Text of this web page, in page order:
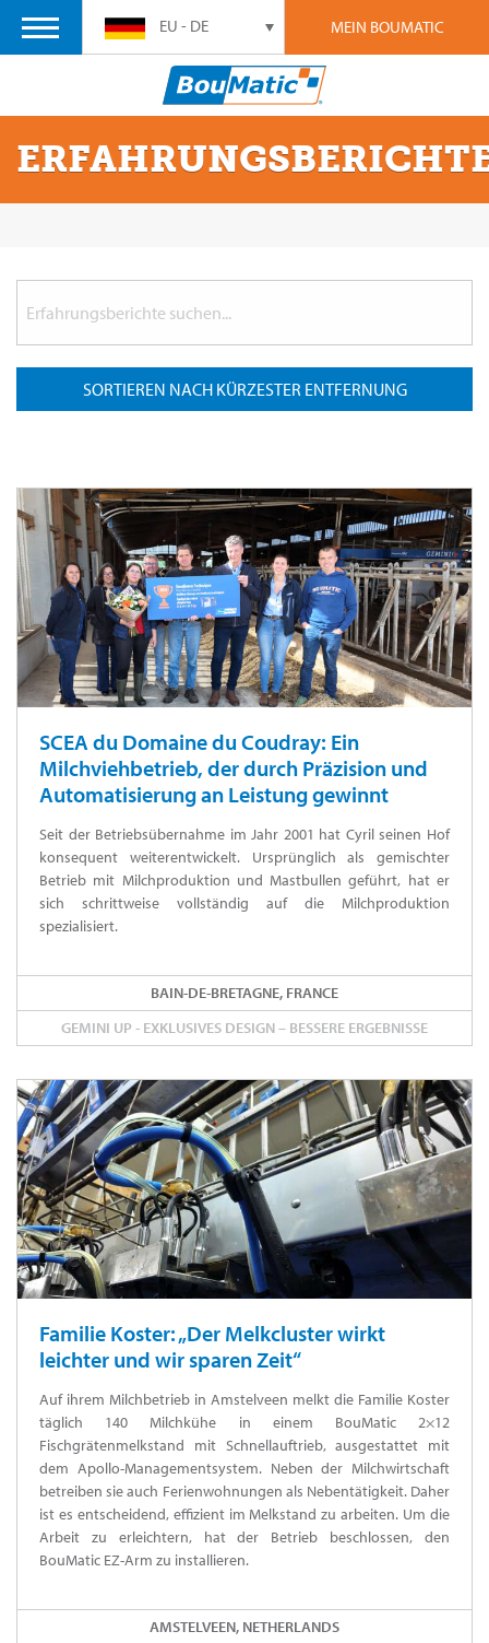
MEIN BOUMATIC
EU - DE
SORTIEREN NACH KÜRZESTER ENTFERNUNG
SCEA du Domaine du Coudray: Ein
Milchviehbetrieb, der durch Präzision und
Automatisierung an Leistung gewinnt
Seit der Betriebsübernahme im Jahr 2001 hat Cyril seinen Hof
konsequent weiterentwickelt. Ursprünglich als gemischter
Betrieb mit Milchproduktion und Mastbullen geführt, hat er
sich schrittweise vollständig auf die Milchproduktion
spezialisiert.
BAIN-DE-BRETAGNE, FRANCE
GEMINI UP - EXKLUSIVES DESIGN – BESSERE ERGEBNISSE
Familie Koster: „Der Melkcluster wirkt
leichter und wir sparen Zeit“
Auf ihrem Milchbetrieb in Amstelveen melkt die Familie Koster
täglich 140 Milchkühe in einem BouMatic 2×12
Fischgrätenmelkstand mit Schnellauftrieb, ausgestattet mit
dem Apollo-Managementsystem. Neben der Milchwirtschaft
betreiben sie auch Ferienwohnungen als Nebentätigkeit. Daher
ist es entscheidend, effizient im Melkstand zu arbeiten. Um die
Arbeit zu erleichtern, hat der Betrieb beschlossen, den
BouMatic EZ-Arm zu installieren.
AMSTELVEEN, NETHERLANDS